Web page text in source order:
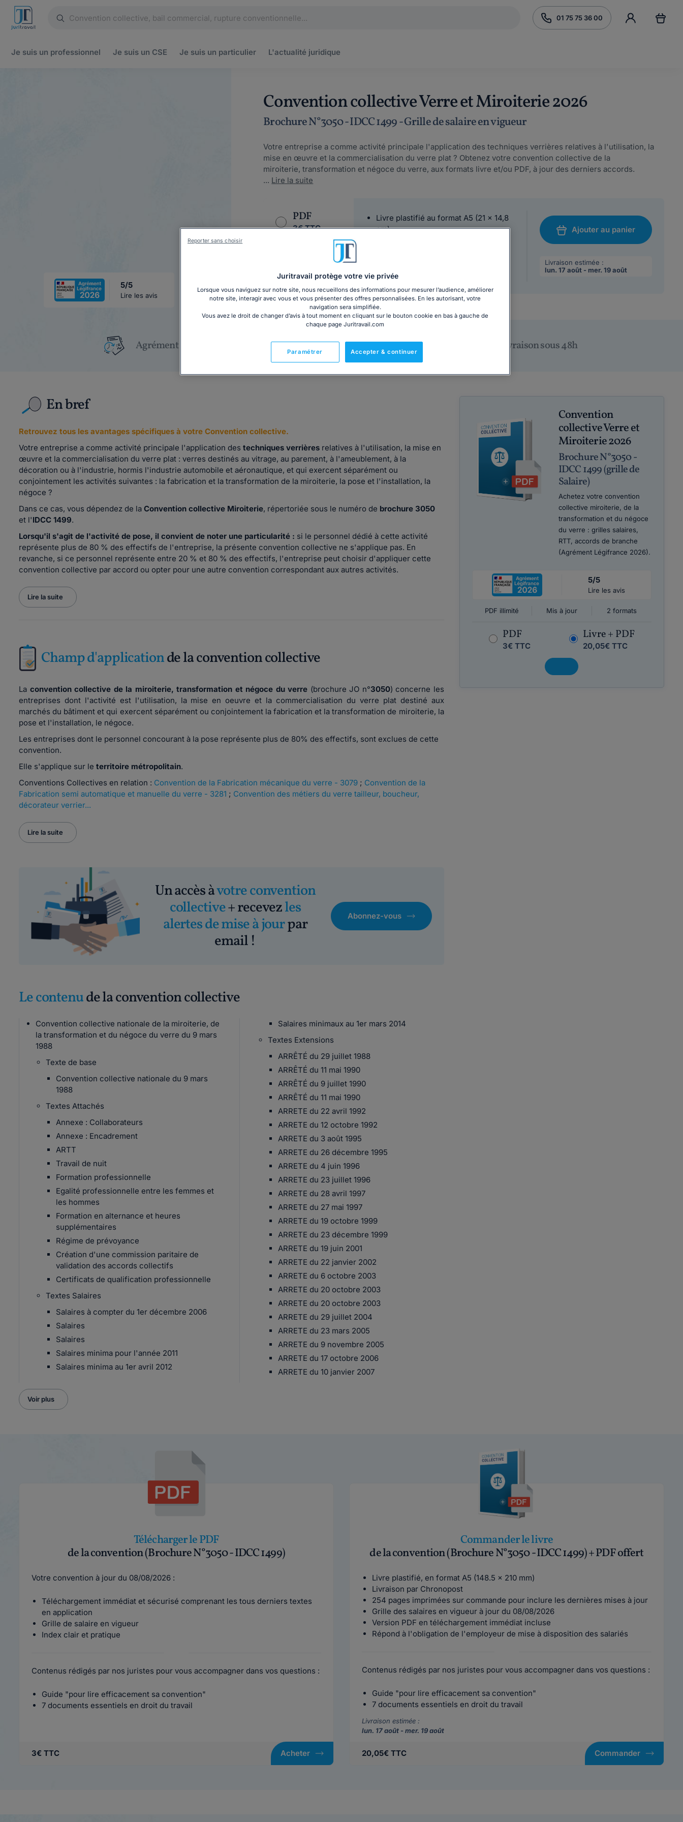
01 75 75 36 00
Je suis un professionnel Je suis un CSE Je suis un particulier L'actualité juridique
5/5
Lire les avis
Convention collective Verre et Miroiterie 2026
Brochure N°3050 - IDCC 1499 - Grille de salaire en vigueur
Votre entreprise a comme activité principale l'application des techniques verrières relatives à l'utilisation, la
mise en œuvre et la commercialisation du verre plat ? Obtenez votre convention collective de la
miroiterie, transformation et négoce du verre, aux formats livre et/ou PDF, à jour des derniers accords.
... Lire la suite
PDF
3€ TTC
Livre + PDF
20,05€ TTC
Livre plastifié au format A5 (21 x 14,8
cm)
Chronopost
Ajouter au panier
Livraison estimée :
lun. 17 août - mer. 19 août
Agrément Légifrance Fabriqué en France Livraison sous 48h
En bref
Retrouvez tous les avantages spécifiques à votre Convention collective.
Votre entreprise a comme activité principale l'application des techniques verrières relatives à l'utilisation, la mise en
œuvre et la commercialisation du verre plat : verres destinés au vitrage, au parement, à l'ameublement, à la
décoration ou à l'industrie, hormis l'industrie automobile et aéronautique, et qui exercent séparément ou
conjointement les activités suivantes : la fabrication et la transformation de la miroiterie, la pose et l'installation, la
négoce ?
Dans ce cas, vous dépendez de la Convention collective Miroiterie, répertoriée sous le numéro de brochure 3050
et l'IDCC 1499.
Lorsqu'il s'agit de l'activité de pose, il convient de noter une particularité : si le personnel dédié à cette activité
représente plus de 80 % des effectifs de l'entreprise, la présente convention collective ne s'applique pas. En
revanche, si ce personnel représente entre 20 % et 80 % des effectifs, l'entreprise peut choisir d'appliquer cette
convention collective par accord ou opter pour une autre convention correspondant aux autres activités.
Lire la suite
Champ d'applicationde la convention collective
La convention collective de la miroiterie, transformation et négoce du verre (brochure JO n°3050) concerne les
entreprises dont l'activité est l'utilisation, la mise en oeuvre et la commercialisation du verre plat destiné aux
marchés du bâtiment et qui exercent séparément ou conjointement la fabrication et la transformation de miroiterie, la
pose et l'installation, le négoce.
Les entreprises dont le personnel concourant à la pose représente plus de 80% des effectifs, sont exclues de cette
convention.
Elle s'applique sur le territoire métropolitain.
Conventions Collectives en relation : Convention de la Fabrication mécanique du verre - 3079 ; Convention de la
Fabrication semi automatique et manuelle du verre - 3281 ; Convention des métiers du verre tailleur, boucheur,
décorateur verrier...
Lire la suite
Un accès àvotre convention
collective+ recevezles
alertes de mise à jourpar
email !
Abonnez-vous
Le contenude la convention collective
Convention collective nationale de la miroiterie, de
la transformation et du négoce du verre du 9 mars
1988
Texte de base
Convention collective nationale du 9 mars
1988
Textes Attachés
Annexe : Collaborateurs
Annexe : Encadrement
ARTT
Travail de nuit
Formation professionnelle
Egalité professionnelle entre les femmes et
les hommes
Formation en alternance et heures
supplémentaires
Régime de prévoyance
Création d'une commission paritaire de
validation des accords collectifs
Certificats de qualification professionnelle
Textes Salaires
Salaires à compter du 1er décembre 2006
Salaires
Salaires
Salaires minima pour l'année 2011
Salaires minima au 1er avril 2012
Salaires minimaux au 1er mars 2014
Textes Extensions
ARRÊTÉ du 29 juillet 1988
ARRÊTÉ du 11 mai 1990
ARRÊTÉ du 9 juillet 1990
ARRÊTÉ du 11 mai 1990
ARRETE du 22 avril 1992
ARRETE du 12 octobre 1992
ARRETE du 3 août 1995
ARRETE du 26 décembre 1995
ARRETE du 4 juin 1996
ARRETE du 23 juillet 1996
ARRETE du 28 avril 1997
ARRETE du 27 mai 1997
ARRETE du 19 octobre 1999
ARRETE du 23 décembre 1999
ARRETE du 19 juin 2001
ARRETE du 22 janvier 2002
ARRETE du 6 octobre 2003
ARRETE du 20 octobre 2003
ARRETE du 20 octobre 2003
ARRETE du 29 juillet 2004
ARRETE du 23 mars 2005
ARRETE du 9 novembre 2005
ARRETE du 17 octobre 2006
ARRETE du 10 janvier 2007
Voir plus
Convention
collective Verre et
Miroiterie 2026
Brochure N°3050 -
IDCC 1499 (grille de
Salaire)
Achetez votre convention
collective miroiterie, de la
transformation et du négoce
du verre : grilles salaires,
RTT, accords de branche
(Agrément Légifrance 2026).
5/5
Lire les avis
PDF illimité Mis à jour 2 formats
PDF
3€ TTC
Livre + PDF
20,05€ TTC
Télécharger le PDF
de la convention (Brochure N°3050 - IDCC 1499)
Votre convention à jour du 08/08/2026 :
Téléchargement immédiat et sécurisé comprenant les tous derniers textes
en application
Grille de salaire en vigueur
Index clair et pratique
Contenus rédigés par nos juristes pour vous accompagner dans vos questions :
Guide "pour lire efficacement sa convention"
7 documents essentiels en droit du travail
3€ TTC Acheter
Commander le livre
de la convention (Brochure N°3050 - IDCC 1499) + PDF offert
Livre plastifié, en format A5 (148.5 x 210 mm)
Livraison par Chronopost
254 pages imprimées sur commande pour inclure les dernières mises à jour
Grille des salaires en vigueur à jour du 08/08/2026
Version PDF en téléchargement immédiat incluse
Répond à l'obligation de l'employeur de mise à disposition des salariés
Contenus rédigés par nos juristes pour vous accompagner dans vos questions :
Guide "pour lire efficacement sa convention"
7 documents essentiels en droit du travail
Livraison estimée :
lun. 17 août - mer. 19 août
20,05€ TTC Commander
Juritravail protège votre vie privée
Lorsque vous naviguez sur notre site, nous recueillons des informations pour mesurer l’audience, améliorer
notre site, interagir avec vous et vous présenter des offres personnalisées. En les autorisant, votre
navigation sera simplifiée.
Vous avez le droit de changer d’avis à tout moment en cliquant sur le bouton cookie en bas à gauche de
chaque page Juritravail.com
Accepter & continuer
Paramétrer
Reporter sans choisir